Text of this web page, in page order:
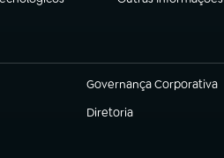
(abre em nova aba)
Governança Corporativa
(abre em nova aba)
Diretoria
(abre em nova aba)